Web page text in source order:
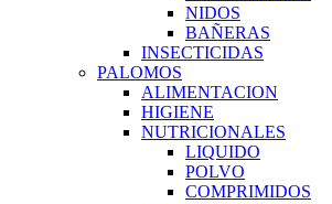
NIDOS
BAÑERAS
INSECTICIDAS
PALOMOS
ALIMENTACION
HIGIENE
NUTRICIONALES
LIQUIDO
POLVO
COMPRIMIDOS